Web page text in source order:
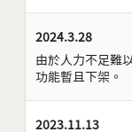
2024.3.28
由於人力不足難
功能暫且下架。
2023.11.13